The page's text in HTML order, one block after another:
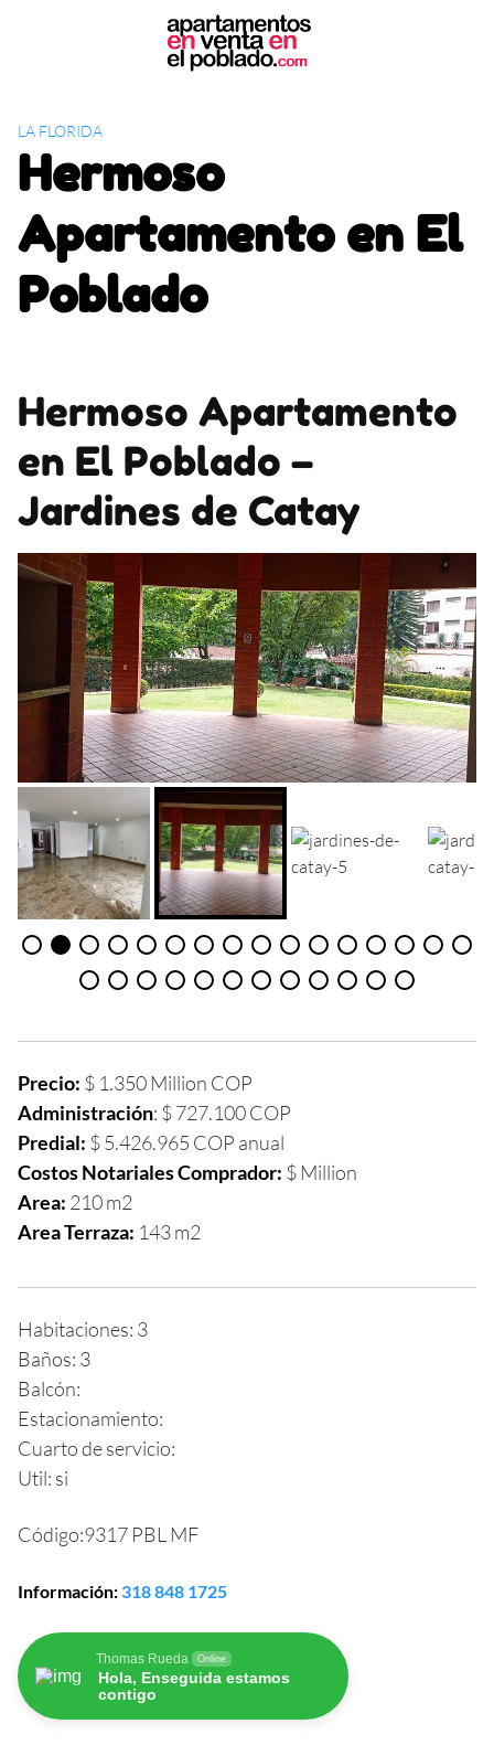
LA FLORIDA
Hermoso
Apartamento en El
Poblado
Hermoso Apartamento
en El Poblado –
Jardines de Catay
Precio: $ 1.350 Million COP
Administración: $ 727.100 COP
Predial: $5.426.965 COP anual
Costos Notariales Comprador: $ Million
Area: 210m2
Area Terraza: 143 m2
Habitaciones: 3
Baños: 3
Balcón:
Estacionamiento:
Cuarto de servicio:
Util: si
Código:9317 PBL MF
Información: 318 848 1725
Thomas Rueda Online
Hola, Enseguida estamos
contigo